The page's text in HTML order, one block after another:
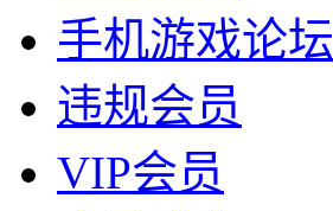
手机游戏论坛
违规会员
VIP会员